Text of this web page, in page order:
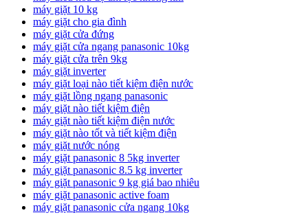
máy giặt 10 kg
máy giặt cho gia đình
máy giặt cửa đứng
máy giặt cửa ngang panasonic 10kg
máy giặt cửa trên 9kg
máy giặt inverter
máy giặt loại nào tiết kiệm điện nước
máy giặt lồng ngang panasonic
máy giặt nào tiết kiệm điện
máy giặt nào tiết kiệm điện nước
máy giặt nào tốt và tiết kiệm điện
máy giặt nước nóng
máy giặt panasonic 8 5kg inverter
máy giặt panasonic 8.5 kg inverter
máy giặt panasonic 9 kg giá bao nhiêu
máy giặt panasonic active foam
máy giặt panasonic cửa ngang 10kg